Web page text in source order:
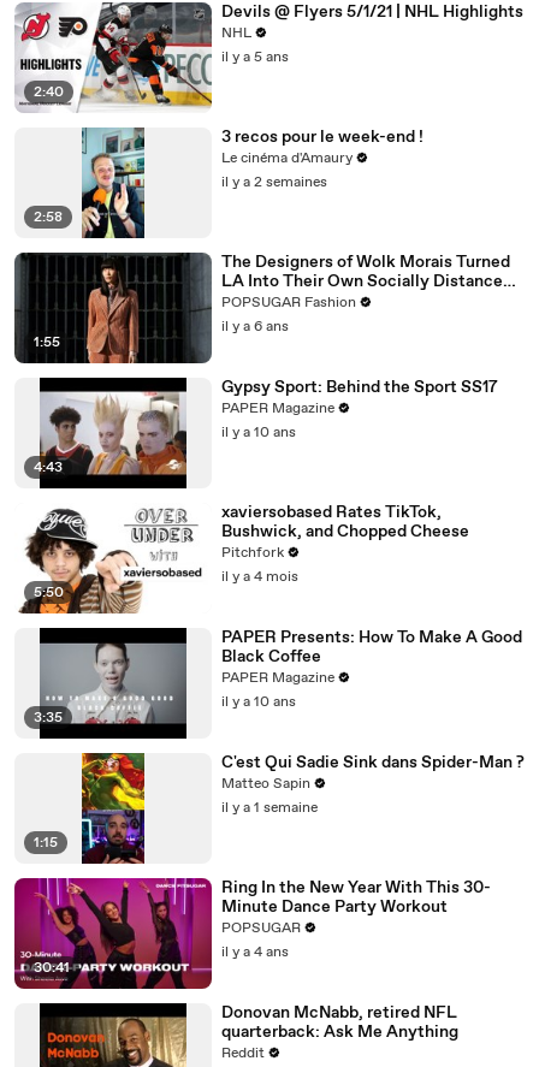
2:40
Devils @ Flyers 5/1/21 | NHL Highlights
NHL
il y a 5 ans
2:58
3 recos pour le week-end !
Le cinéma d'Amaury
il y a 2 semaines
1:55
The Designers of Wolk Morais Turned
LA Into Their Own Socially Distanced
Runway
POPSUGAR Fashion
il y a 6 ans
4:43
Gypsy Sport: Behind the Sport SS17
PAPER Magazine
il y a 10 ans
5:50
xaviersobased Rates TikTok,
Bushwick, and Chopped Cheese
Pitchfork
il y a 4 mois
3:35
PAPER Presents: How To Make A Good
Black Coffee
PAPER Magazine
il y a 10 ans
1:15
C'est Qui Sadie Sink dans Spider-Man ?
Matteo Sapin
il y a 1 semaine
30:41
Ring In the New Year With This 30-
Minute Dance Party Workout
POPSUGAR
il y a 4 ans
Donovan McNabb, retired NFL
quarterback: Ask Me Anything
Reddit